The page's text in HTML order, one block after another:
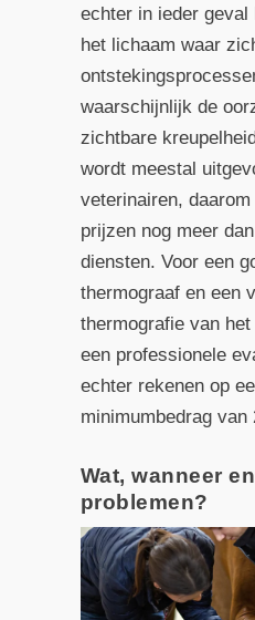
echter in ieder geval
het lichaam waar
waarschijnlijk de
zichtbare
wordt meestal
veterinairen,
prijzen nog meer
diensten. Voor een
thermograaf en een
thermografie van
een professionele
echter rekenen op
minimumbedrag van
Wat, wanneer
problemen?